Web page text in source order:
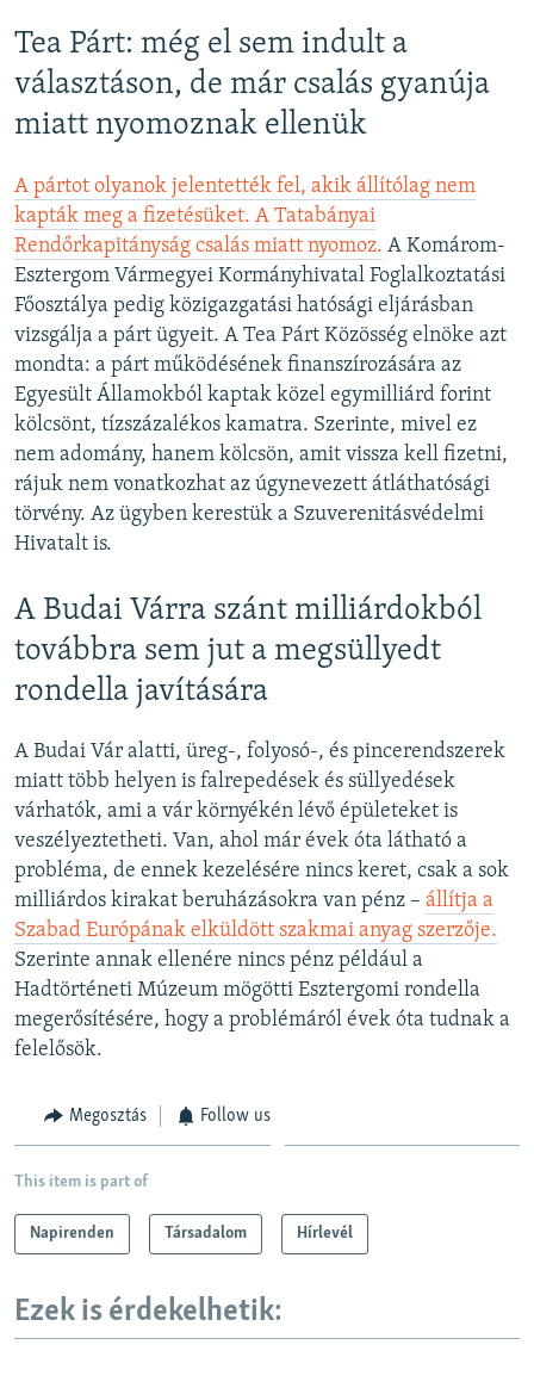
Tea Párt: még el sem indult a
választáson, de már csalás gyanúja
miatt nyomoznak ellenük
A pártot olyanok jelentették fel, akik állítólag nem
kapták meg a fizetésüket. A Tatabányai
Rendőrkapitányság csalás miatt nyomoz. A Komárom-
Esztergom Vármegyei Kormányhivatal Foglalkoztatási
Főosztálya pedig közigazgatási hatósági eljárásban
vizsgálja a párt ügyeit. A Tea Párt Közösség elnöke azt
mondta: a párt működésének finanszírozására az
Egyesült Államokból kaptak közel egymilliárd forint
kölcsönt, tízszázalékos kamatra. Szerinte, mivel ez
nem adomány, hanem kölcsön, amit vissza kell fizetni,
rájuk nem vonatkozhat az úgynevezett átláthatósági
törvény. Az ügyben kerestük a Szuverenitásvédelmi
Hivatalt is.
A Budai Várra szánt milliárdokból
továbbra sem jut a megsüllyedt
rondella javítására
A Budai Vár alatti, üreg-, folyosó-, és pincerendszerek
miatt több helyen is falrepedések és süllyedések
várhatók, ami a vár környékén lévő épületeket is
veszélyeztetheti. Van, ahol már évek óta látható a
probléma, de ennek kezelésére nincs keret, csak a sok
milliárdos kirakat beruházásokra van pénz – állítja a
Szabad Európának elküldött szakmai anyag szerzője.
Szerinte annak ellenére nincs pénz például a
Hadtörténeti Múzeum mögötti Esztergomi rondella
megerősítésére, hogy a problémáról évek óta tudnak a
felelősök.
Megosztás Follow us
This item is part of
Napirenden Társadalom Hírlevél
Ezek is érdekelhetik: